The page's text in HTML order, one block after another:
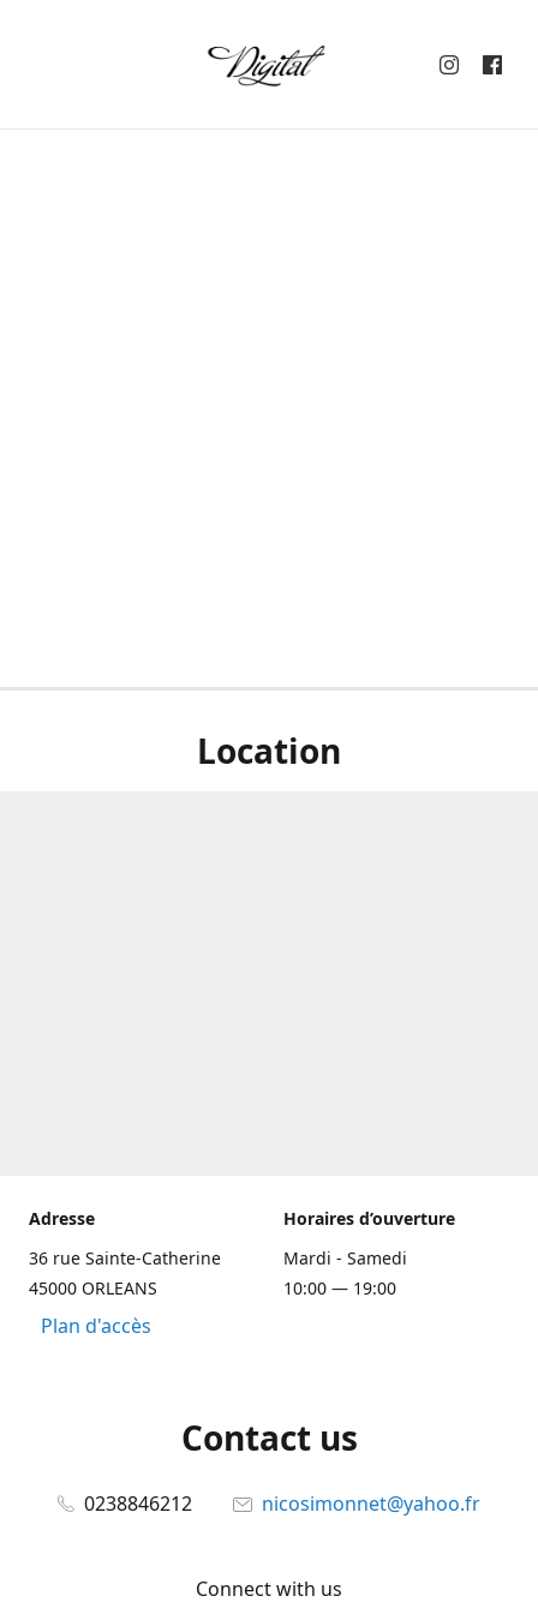
Location
Adresse
36 rue Sainte-Catherine
45000 ORLEANS
Plan d'accès
Horaires d’ouverture
Mardi - Samedi
10:00 — 19:00
Contact us
0238846212 nicosimonnet@yahoo.fr
Connect with us